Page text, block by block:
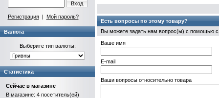
Вход
Регистрация| Мой пароль?
Валюта
Выберите тип валюты:
Статистика
Сейчас в магазине
В магазине: 4 посетитель(ей)
Есть вопросы по этому товару?
Вы можете задать нам вопрос(ы) с помощью
Ваше имя
E-mail
Ваши вопросы относительно товара